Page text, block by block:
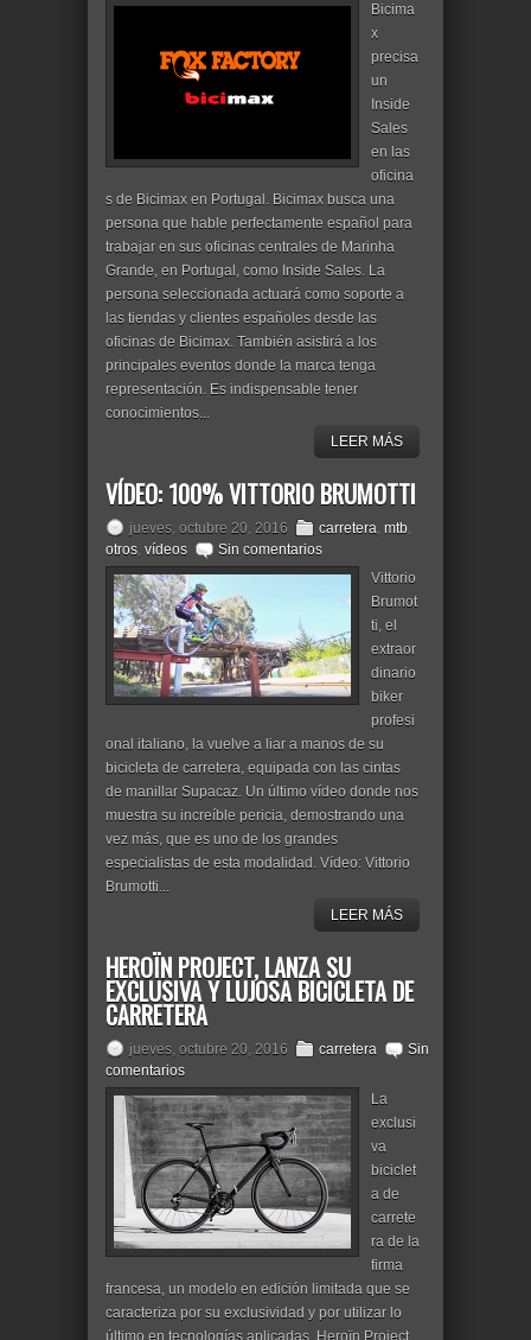
Bicima
x
precisa
un
Inside
Sales
en las
oficina
s de Bicimax en Portugal. Bicimax busca una
persona que hable perfectamente español para
trabajar en sus oficinas centrales de Marinha
Grande, en Portugal, como Inside Sales. La
persona seleccionada actuará como soporte a
las tiendas y clientes españoles desde las
oficinas de Bicimax. También asistirá a los
principales eventos donde la marca tenga
representación. Es indispensable tener
conocimientos...
LEER MÁS
VÍDEO: 100% VITTORIO BRUMOTTI
jueves, octubre 20, 2016 carretera, mtb,
otros, vídeos
Sin comentarios
Vittorio
Brumot
ti, el
extraor
dinario
biker
profesi
onal italiano, la vuelve a liar a manos de su
bicicleta de carretera, equipada con las cintas
de manillar Supacaz. Un último vídeo donde nos
muestra su increíble pericia, demostrando una
vez más, que es uno de los grandes
especialistas de esta modalidad. Vídeo: Vittorio
Brumotti...
LEER MÁS
HEROÏN PROJECT, LANZA SU
EXCLUSIVA Y LUJOSA BICICLETA DE
CARRETERA
jueves, octubre 20, 2016 carretera
Sin
comentarios
La
exclusi
va
biciclet
a de
carrete
ra de la
firma
francesa, un modelo en edición limitada que se
caracteriza por su exclusividad y por utilizar lo
último en tecnologías aplicadas. Heroïn Project